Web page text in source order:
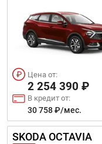
Цена от:
2 254 390 ₽
В кредит от:
30 758 ₽/мес.
SKODA OCTAVIA